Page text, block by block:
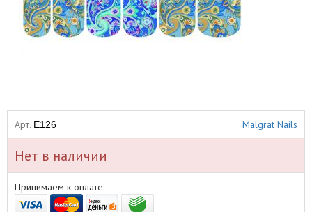
Арт. E126 Malgrat Nails
Нет в наличии
Принимаем к оплате: